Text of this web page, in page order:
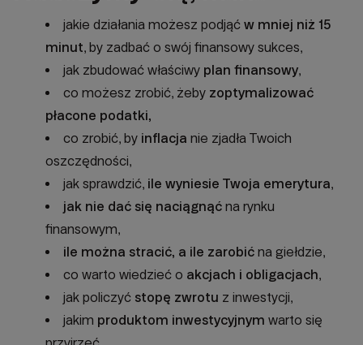
jakie działania możesz podjąć w mniej niż 15
minut, by zadbać o swój finansowy sukces,
jak zbudować właściwy plan finansowy,
co możesz zrobić, żeby zoptymalizować
płacone podatki,
co zrobić, by inflacja nie zjadła Twoich
oszczędności,
jak sprawdzić, ile wyniesie Twoja emerytura,
jak nie dać się naciągnąć na rynku
finansowym,
ile można stracić, a ile zarobić na giełdzie,
co warto wiedzieć o akcjach i obligacjach,
jak policzyć stopę zwrotu z inwestycji,
jakim produktom inwestycyjnym warto się